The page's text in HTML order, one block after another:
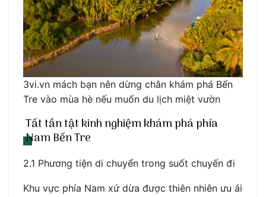
3vi.vn mách bạn nên dừng chân khám phá Bến
Tre vào mùa hè nếu muốn du lịch miệt vườn
Tất tần tật kinh nghiệm khám phá phía
Nam Bến Tre
2.1 Phương tiện di chuyển trong suốt chuyến đi
Khu vực phía Nam xứ dừa được thiên nhiên ưu ái